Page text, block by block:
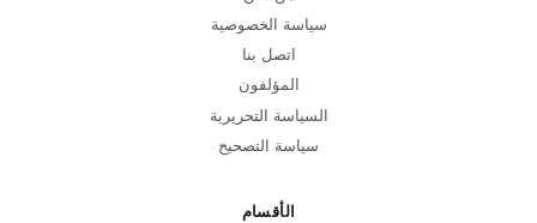
سياسة الخصوصية
اتصل بنا
المؤلفون
السياسة التحريرية
سياسة التصحيح
الأقسام